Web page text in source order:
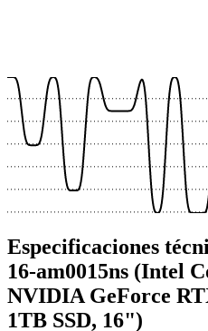
Especificaciones
16-am0015ns (Intel
NVIDIA GeForce
1TB SSD, 16")